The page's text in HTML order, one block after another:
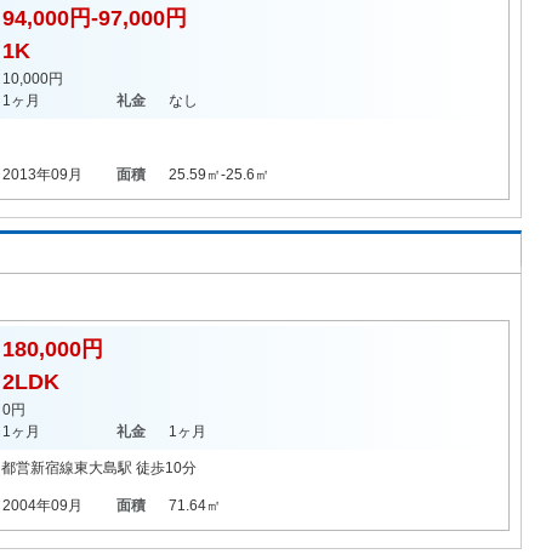
94,000円-97,000円
1K
10,000円
1ヶ月 礼金 なし
2013年09月 面積 25.59㎡-25.6㎡
180,000円
2LDK
0円
1ヶ月 礼金 1ヶ月
都営新宿線東大島駅 徒歩10分
2004年09月 面積 71.64㎡